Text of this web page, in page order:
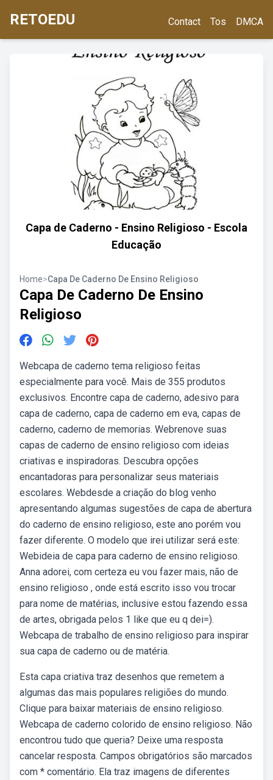
RETOEDU Contact Tos DMCA
Capa de Caderno - Ensino Religioso - Escola
Educação
Home>Capa De Caderno De Ensino Religioso
Capa De Caderno De Ensino
Religioso
Webcapa de caderno tema religioso feitas
especialmente para você. Mais de 355 produtos
exclusivos. Encontre capa de caderno, adesivo para
capa de caderno, capa de caderno em eva, capas de
caderno, caderno de memorias. Webrenove suas
capas de caderno de ensino religioso com ideias
criativas e inspiradoras. Descubra opções
encantadoras para personalizar seus materiais
escolares. Webdesde a criação do blog venho
apresentando algumas sugestões de capa de abertura
do caderno de ensino religioso, este ano porém vou
fazer diferente. O modelo que irei utilizar será este:
Webideia de capa para caderno de ensino religioso.
Anna adorei, com certeza eu vou fazer mais, não de
ensino religioso , onde está escrito isso vou trocar
para nome de matérias, inclusive estou fazendo essa
de artes, obrigada pelos 1 like que eu q dei=).
Webcapa de trabalho de ensino religioso para inspirar
sua capa de caderno ou de matéria.
Esta capa criativa traz desenhos que remetem a
algumas das mais populares religiões do mundo.
Clique para baixar materiais de ensino religioso.
Webcapa de caderno colorido de ensino religioso. Não
encontrou tudo que queria? Deixe uma resposta
cancelar resposta. Campos obrigatórios são marcados
com * comentário. Ela traz imagens de diferentes